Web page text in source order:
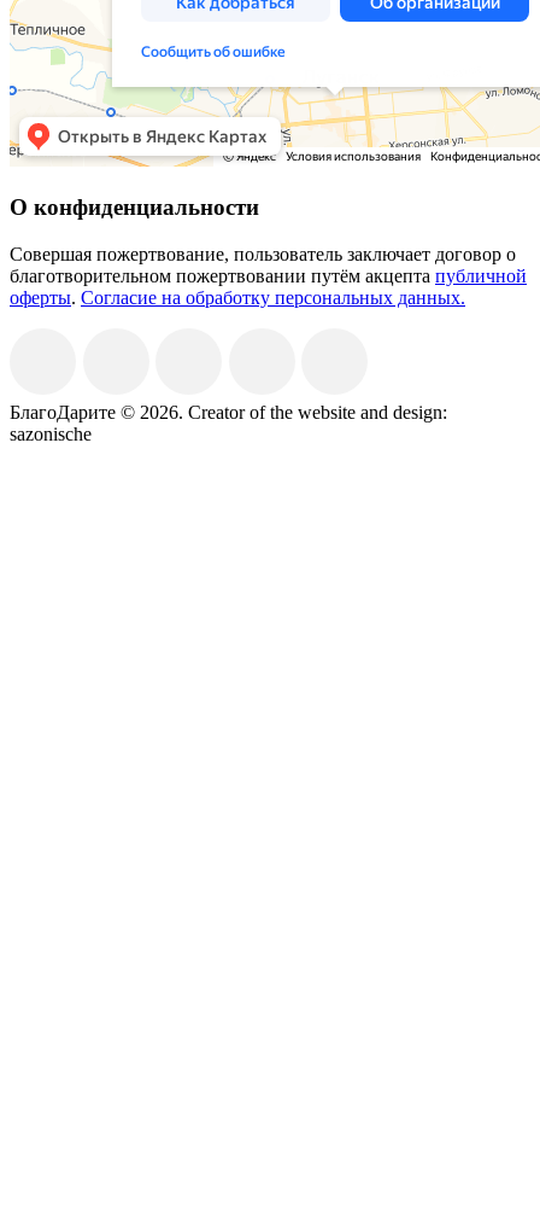
О конфиденциальности
Совершая пожертвование, пользователь заключает договор о
благотворительном пожертвовании путём акцепта публичной
оферты. Согласие на обработку персональных данных.
БлагоДарите © 2026. Creator of the website and design:
sazonische